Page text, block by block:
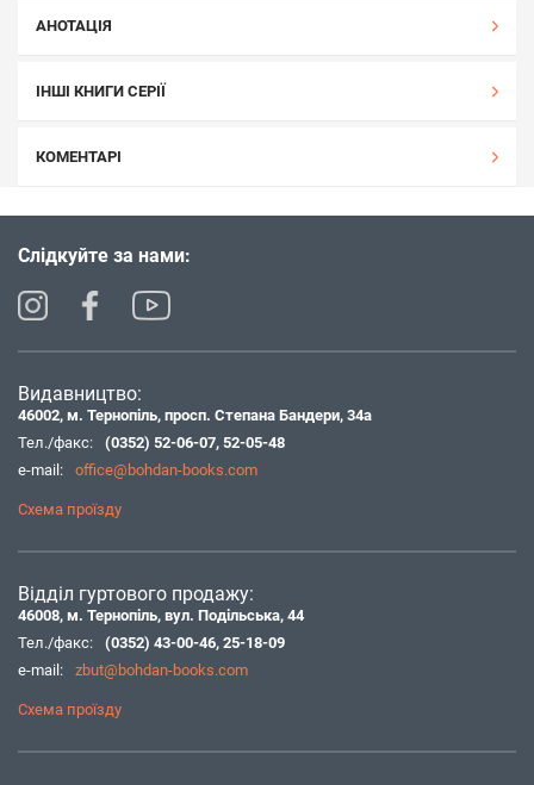
АНОТАЦІЯ
ІНШІ КНИГИ СЕРІЇ
КОМЕНТАРІ
Слідкуйте за нами:
Видавництво:
46002, м. Тернопіль, просп. Степана Бандери, 34а
Тел./факс:
(0352) 52-06-07, 52-05-48
e-mail:
office@bohdan-books.com
Схема проїзду
Відділ гуртового продажу:
46008, м. Тернопіль, вул. Подільська, 44
Тел./факс:
(0352) 43-00-46, 25-18-09
e-mail:
zbut@bohdan-books.com
Схема проїзду